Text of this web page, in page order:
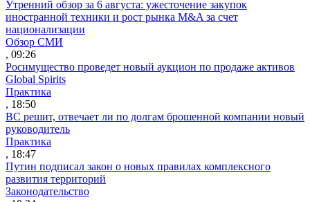
Утренний обзор за 6 августа: ужесточение закупок
иностранной техники и рост рынка M&A за счет
национализации
Обзор СМИ
, 09:26
Росимущество проведет новый аукцион по продаже активов
Global Spirits
Практика
, 18:50
ВС решит, отвечает ли по долгам брошенной компании новый
руководитель
Практика
, 18:47
Путин подписал закон о новых правилах комплексного
развития территорий
Законодательство